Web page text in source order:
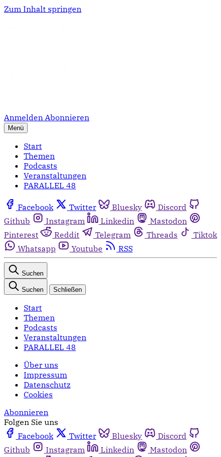
Zum Inhalt springen
Anmelden Abonnieren
Menü
Start
Themen
Podcasts
Veranstaltungen
PARALLEL 48
Facebook Twitter Bluesky
Discord
Github
Instagram Linkedin
Mastodon
Pinterest
Reddit Telegram Threads
Tiktok
Whatsapp
Youtube RSS
Suchen
Suchen Schließen
Start
Themen
Podcasts
Veranstaltungen
PARALLEL 48
Über uns
Impressum
Datenschutz
Cookies
Abonnieren
Folgen Sie uns
Facebook
Twitter Bluesky
Discord
Github
Instagram Linkedin
Mastodon